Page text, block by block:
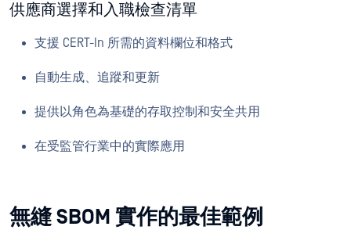
供應商選擇和入職檢查清單
支援 CERT-In 所需的資料欄位和格式
自動生成、追蹤和更新
提供以角色為基礎的存取控制和安全共用
在受監管行業中的實際應用
無縫 SBOM 實作的最佳範例